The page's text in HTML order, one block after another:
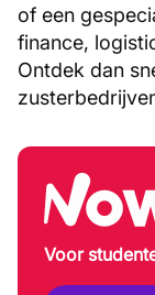
of een
finance,
Ontdek dan
Voor